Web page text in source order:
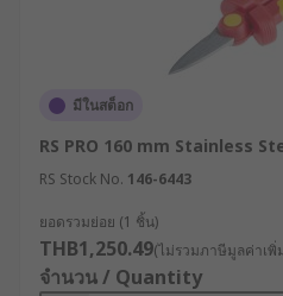
ประเภทของกรร
งานอุตสาหกรรม
Scissor)
เพื่อให้การทำงานมีประสิทธิภา
กับงานหรือแต่ละอุตสาหกรรม
ฟังก์ชันที่เหมาะสมกับการใช้งาน
มีในสต็อก
RS PRO 160 mm Stainless
RS Stock No. 146-6443
ยอดรวมย่อย (1 ชิ้น)
THB1,250.49(ไม่รวมภาษีมูลค่าเพิ่
จำนวน / Quantity